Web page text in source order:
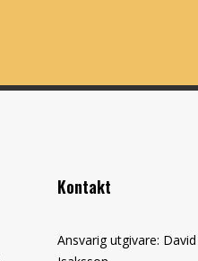
Kontakt
Ansvarig utgivare: David